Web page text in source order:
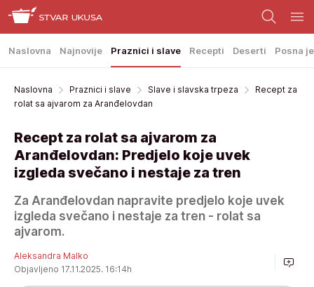
Naslovna Najnovije Praznici i slave Recepti Deserti Posna
Naslovna Praznici i slave Slave i slavska trpeza
Recept za
rolat sa ajvarom za Aranđelovdan
Recept za rolat sa ajvarom za
Aranđelovdan: Predjelo koje uvek
izgleda svečano i nestaje za tren
Za Aranđelovdan napravite predjelo koje uvek
izgleda svečano i nestaje za tren - rolat sa
ajvarom.
Aleksandra Malko
Objavljeno 17.11.2025. 16:14h